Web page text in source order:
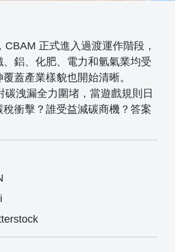
CBAM 正式進入過渡運作階段，
鋁、化肥、電力和氫氣業均受
蓋產業樣貌也開始清晰。
碳洩漏全力圍堵，當遊戲規則日
稅衝擊？誰受益減碳商機？答案